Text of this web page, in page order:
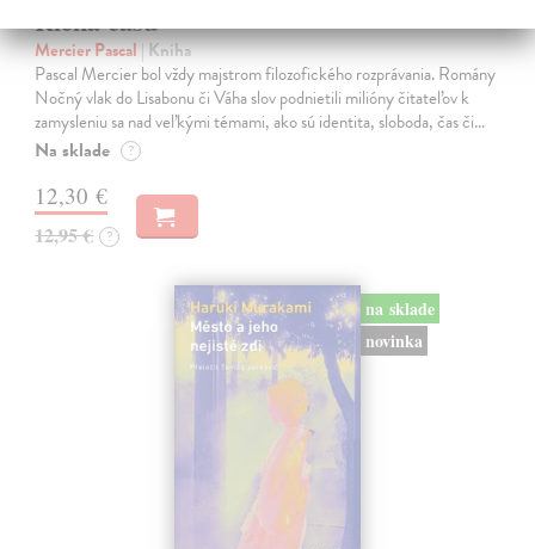
Rieka času
Mercier Pascal| Kniha
Pascal Mercier bol vždy majstrom filozofického rozprávania. Romány
Nočný vlak do Lisabonu či Váha slov podnietili milióny čitateľov k
zamysleniu sa nad veľkými témami, ako sú identita, sloboda, čas či…
Na sklade ?
12,30 €
12,95 € ?
na sklade
novinka